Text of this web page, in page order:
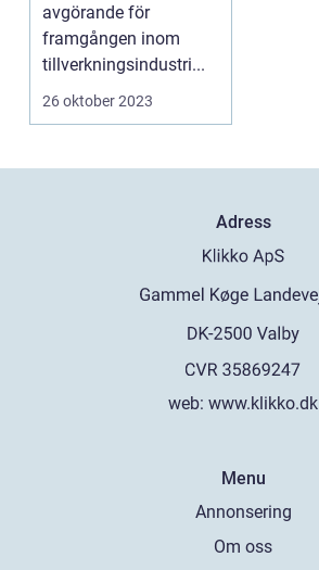
avgörande för
framgången inom
tillverkningsindustri...
26 oktober 2023
Adress
web: www.klikko.dk
Menu
Annonsering
Om oss